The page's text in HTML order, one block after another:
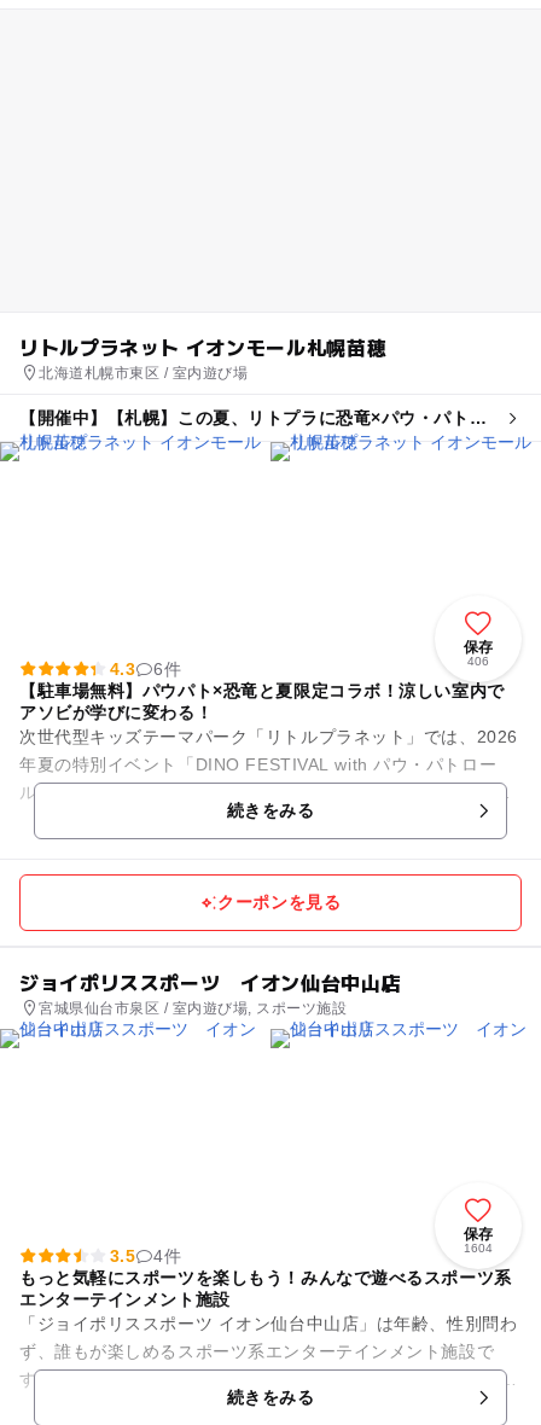
リトルプラネット イオンモール札幌苗穂
北海道札幌市東区 / 室内遊び場
【開催中】【札幌】この夏、リトプラに恐竜×パウ・パトロ
ールがやってくる!
保存
406
4.3
6件
【駐車場無料】パウパト×恐竜と夏限定コラボ！涼しい室内で
アソビが学びに変わる！
次世代型キッズテーマパーク「リトルプラネット」では、2026
年夏の特別イベント「DINO FESTIVAL with パウ・パトロー
ル」を開催中！映画公開を記念した、今しか楽しめない大迫力
続きをみる
クーポンを見る
ジョイポリススポーツ イオン仙台中山店
宮城県仙台市泉区 / 室内遊び場, スポーツ施設
保存
1604
3.5
4件
もっと気軽にスポーツを楽しもう！みんなで遊べるスポーツ系
エンターテインメント施設
「ジョイポリススポーツ イオン仙台中山店」は年齢、性別問わ
ず、誰もが楽しめるスポーツ系エンターテインメント施設で
す。 スポーツの定番と言える「バドミントン」や「卓球」、
「バスケットボール」をは...続きをみる